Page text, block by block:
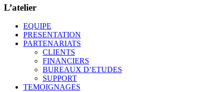
L’atelier
EQUIPE
PRESENTATION
PARTENARIATS
CLIENTS
FINANCIERS
BUREAUX D’ETUDES
SUPPORT
TEMOIGNAGES